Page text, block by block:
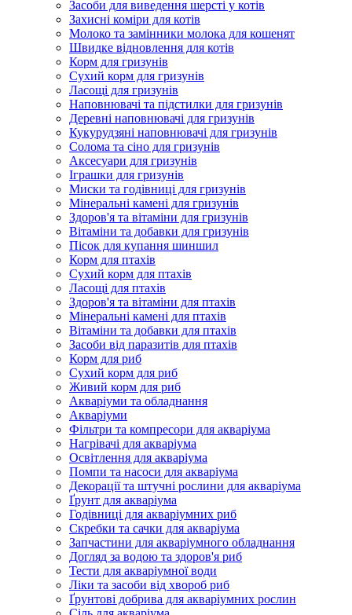
Засоби для виведення шерсті у котів
Захисні коміри для котів
Молоко та замінники молока для кошенят
Швидке відновлення для котів
Корм для гризунів
Сухий корм для гризунів
Ласощі для гризунів
Наповнювачі та підстилки для гризунів
Деревні наповнювачі для гризунів
Кукурудзяні наповнювачі для гризунів
Солома та сіно для гризунів
Аксесуари для гризунів
Іграшки для гризунів
Миски та годівниці для гризунів
Мінеральні камені для гризунів
Здоров'я та вітаміни для гризунів
Вітаміни та добавки для гризунів
Пісок для купання шиншил
Корм для птахів
Сухий корм для птахів
Ласощі для птахів
Здоров'я та вітаміни для птахів
Мінеральні камені для птахів
Вітаміни та добавки для птахів
Засоби від паразитів для птахів
Корм для риб
Сухий корм для риб
Живий корм для риб
Акваріуми та обладнання
Акваріуми
Фільтри та компресори для акваріума
Нагрівачі для акваріума
Освітлення для акваріума
Помпи та насоси для акваріума
Декорації та штучні рослини для акваріума
Ґрунт для акваріума
Годівниці для акваріумних риб
Скребки та сачки для акваріума
Запчастини для акваріумного обладнання
Догляд за водою та здоров'я риб
Тести для акваріумної води
Ліки та засоби від хвороб риб
Ґрунтові добрива для акваріумних рослин